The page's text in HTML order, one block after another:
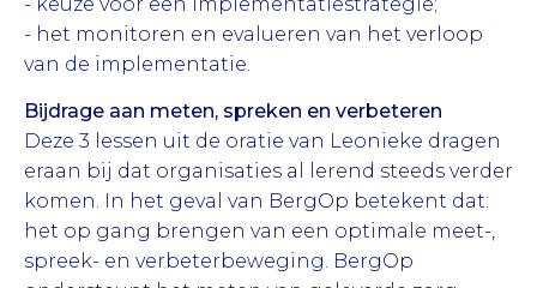
- het monitoren en evalueren van het verloop
van de implementatie.
Bijdrage aan meten, spreken en verbeteren
Deze 3 lessen uit de oratie van Leonieke dragen
eraan bij dat organisaties al lerend steeds verder
komen. In het geval van BergOp betekent dat:
het op gang brengen van een optimale meet-,
spreek- en verbeterbeweging. BergOp